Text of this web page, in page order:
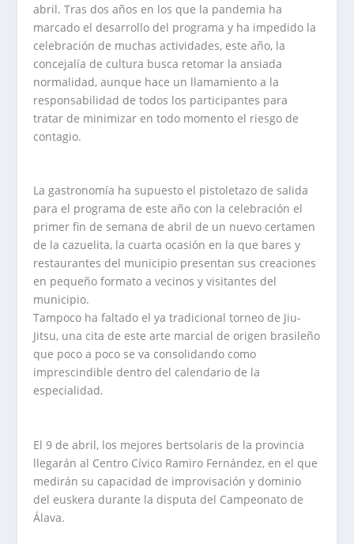
abril. Tras dos años en los que la pandemia ha
marcado el desarrollo del programa y ha impedido la
celebración de muchas actividades, este año, la
concejalía de cultura busca retomar la ansiada
normalidad, aunque hace un llamamiento a la
responsabilidad de todos los participantes para
tratar de minimizar en todo momento el riesgo de
contagio.
La gastronomía ha supuesto el pistoletazo de salida
para el programa de este año con la celebración el
primer fin de semana de abril de un nuevo certamen
de la cazuelita, la cuarta ocasión en la que bares y
restaurantes del municipio presentan sus creaciones
en pequeño formato a vecinos y visitantes del
municipio.
Tampoco ha faltado el ya tradicional torneo de Jiu-
Jitsu, una cita de este arte marcial de origen brasileño
que poco a poco se va consolidando como
imprescindible dentro del calendario de la
especialidad.
El 9 de abril, los mejores bertsolaris de la provincia
llegarán al Centro Cívico Ramiro Fernández, en el que
medirán su capacidad de improvisación y dominio
del euskera durante la disputa del Campeonato de
Álava.